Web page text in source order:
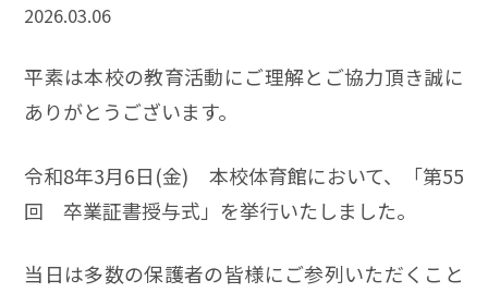
2026.03.06
平素は本校の教育活動にご理解とご協力頂き誠に
ありがとうございます。
令和8年3月6日(金) 本校体育館において、「第55
回 卒業証書授与式」を挙行いたしました。
当日は多数の保護者の皆様にご参列いただくこと